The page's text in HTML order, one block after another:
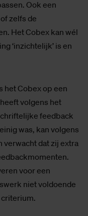
Ook een
zelfs de
Het Cobex kan wél
‘inzichtelijk’ is en
het Cobex op een
volgens het
feedback
was, kan volgens
verwacht dat zij extra
voor een
niet voldoende
criterium.